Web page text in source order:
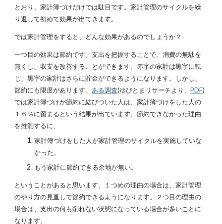
とおり、家計簿づけだけでは駄目です。家計管理のサイクルを繰
り返して初めて効果が出てきます。
では家計管理をすると、どんな効果があるのでしょうか？
一つ目の効果は節約です。支出を把握することで、消費の無駄を
無くし、収支を改善することができます。赤字の家計は黒字に転
じ、黒字の家計はさらに貯金ができるようになります。しかし、
節約にも限度があります。 ある調査(ゆびとまリサーチより、PDF)
では家計簿づけが節約に結びついた人は、家計簿づけをした人の
１６％に留まるという結果が出ています。節約できなかった理由
を推測するに、
家計簿づけをした人が家計管理のサイクルを実施していな
かった。
もう家計に節約できる余地が無い。
ということがあると思います。１つめの理由の場合は、家計管理
のやり方の見直しで節約できるようになります。２つ目の理由の
場合は、支出の何も削れない状態になっている場合が多いことに
なります。